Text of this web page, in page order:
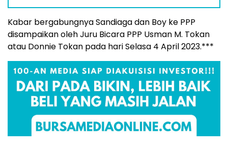
Kabar bergabungnya Sandiaga dan Boy ke PPP
disampaikan oleh Juru Bicara PPP Usman M. Tokan
atau Donnie Tokan pada hari Selasa 4 April 2023.***